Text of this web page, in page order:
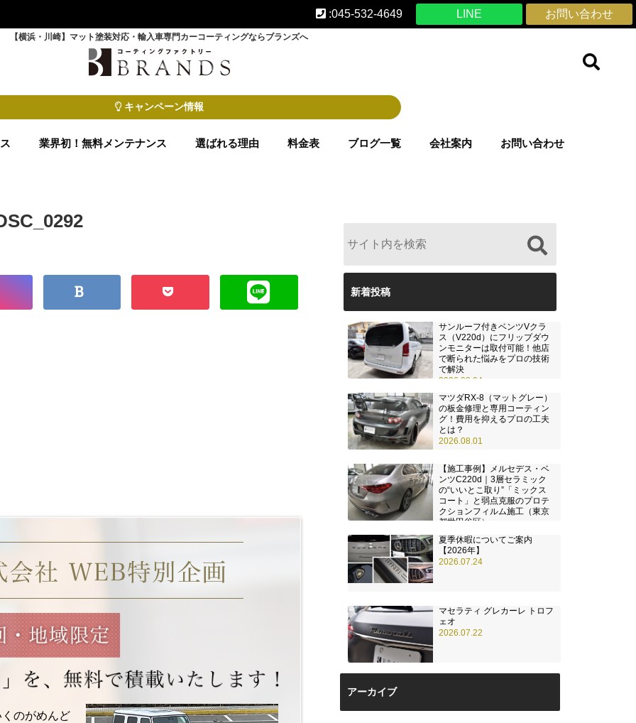
お問い合わせ
LINE
:045-532-4649
【横浜・川崎】マット塗装対応・輸入車専門カーコーティングならブランズへ
キャンペーン情報
業界初！無料メンテナンス 選ばれる理由 料金表 ブログ一覧 会社案内 お問い合わせ
のがめんど
新着投稿
サンルーフ付きベンツVクラ
ス（V220d）にフリップダウ
ンモニターは取付可能！他店
で断られた悩みをプロの技術
で解決
2026.08.04
マツダRX-8（マットグレー）
の板金修理と専用コーティン
グ！費用を抑えるプロの工夫
とは？
2026.08.01
【施工事例】メルセデス・ベ
ンツC220d｜3層セラミック
の“いいとこ取り”「ミックス
コート」と弱点克服のプロテ
クションフィルム施工（東京
都世田谷区）
夏季休暇についてご案内
【2026年】
2026.07.24
マセラティ グレカーレ トロフ
ェオ
2026.07.22
アーカイブ